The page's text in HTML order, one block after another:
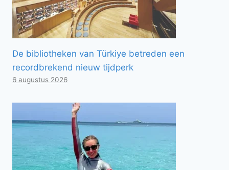
De bibliotheken van Türkiye betreden een
recordbrekend nieuw tijdperk
6 augustus 2026